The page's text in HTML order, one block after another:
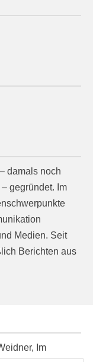
damals noch
gegründet. Im
Medien. Seit
Berichten aus
Im